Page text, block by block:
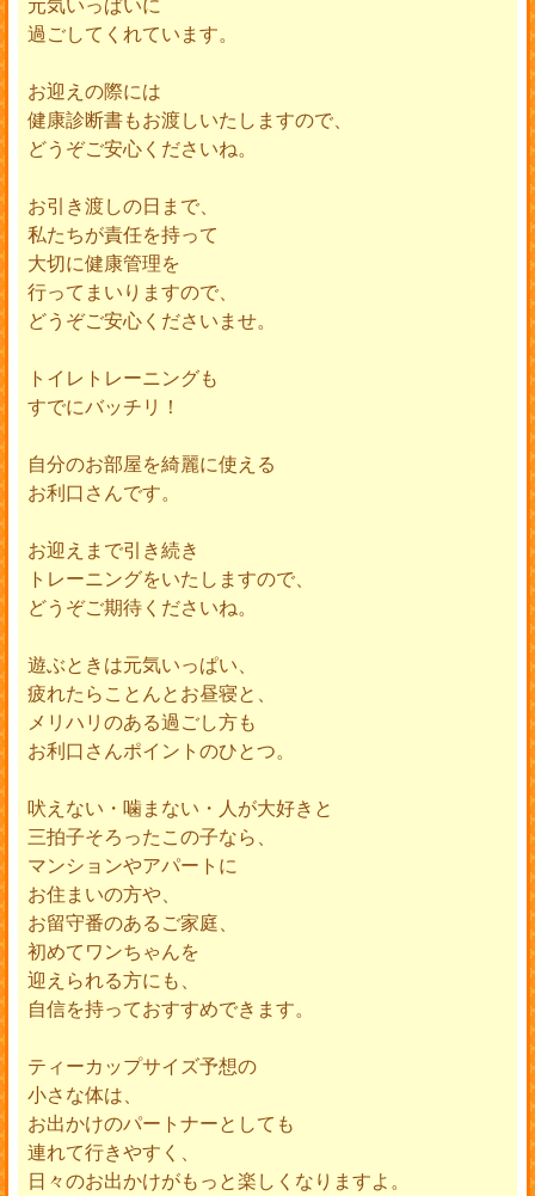
過ごしてくれています。
お迎えの際には
健康診断書もお渡しいたしますので、
どうぞご安心くださいね。
お引き渡しの日まで、
私たちが責任を持って
大切に健康管理を
行ってまいりますので、
どうぞご安心くださいませ。
トイレトレーニングも
すでにバッチリ！
自分のお部屋を綺麗に使える
お利口さんです。
お迎えまで引き続き
トレーニングをいたしますので、
どうぞご期待くださいね。
遊ぶときは元気いっぱい、
疲れたらことんとお昼寝と、
メリハリのある過ごし方も
お利口さんポイントのひとつ。
吠えない・噛まない・人が大好きと
三拍子そろったこの子なら、
マンションやアパートに
お住まいの方や、
お留守番のあるご家庭、
初めてワンちゃんを
迎えられる方にも、
自信を持っておすすめできます。
ティーカップサイズ予想の
小さな体は、
お出かけのパートナーとしても
連れて行きやすく、
日々のお出かけがもっと楽しくなりますよ。